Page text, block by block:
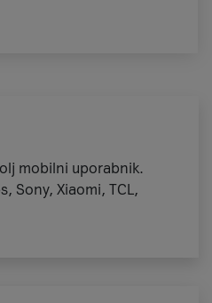
mobilni uporabnik.
Sony, Xiaomi, TCL,